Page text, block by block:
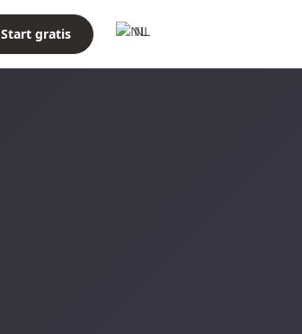
Start gratis NL